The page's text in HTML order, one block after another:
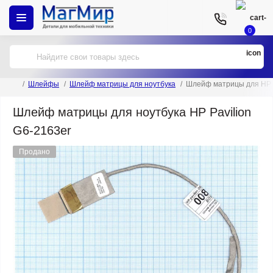
0
Шлейфы Шлейф матрицы для ноутбука Шлейф матрицы для HP
Шлейф матрицы для ноутбука HP Pavilion
G6-2163er
Продано